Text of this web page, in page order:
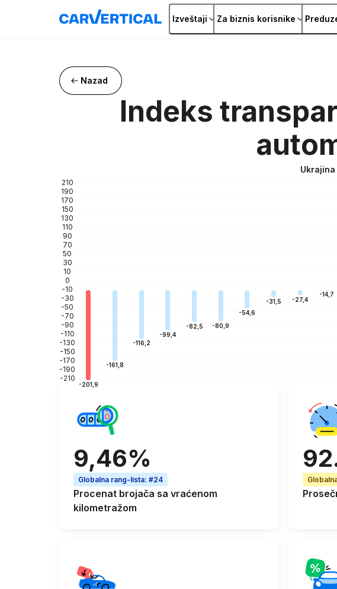
Izveštaji Za biznis korisnike
Nazad
Indeks
Ukrajina
210
190
170
150
130
110
90
70
50
30
10
0
-10
-30
-50
-70
-90
-110
-130
-150
-170
-190
-210
-201,9
-161,8
-116,2
-99,4
-82,5 -80,9
-54,6
-31,5 -27,4
-14,7
9,46%
Globalna rang-lista: #24
Procenat brojača sa vraćenom
kilometražom